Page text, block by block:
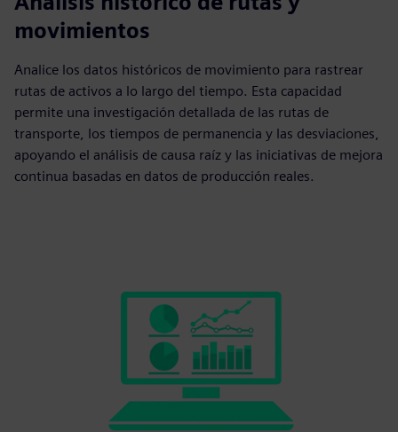
movimientos
Analice los datos históricos de movimiento para rastrear
rutas de activos a lo largo del tiempo. Esta capacidad
permite una investigación detallada de las rutas de
transporte, los tiempos de permanencia y las desviaciones,
apoyando el análisis de causa raíz y las iniciativas de mejora
continua basadas en datos de producción reales.